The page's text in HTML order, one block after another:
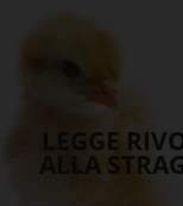
LEGGE
ALLA